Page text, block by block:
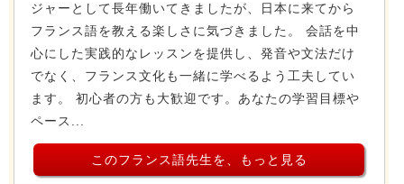
ジャーとして長年働いてきましたが、日本に来てから
フランス語を教える楽しさに気づきました。 会話を中
心にした実践的なレッスンを提供し、発音や文法だけ
でなく、フランス文化も一緒に学べるよう工夫してい
ます。 初心者の方も大歓迎です。あなたの学習目標や
ペース...
このフランス語先生を、もっと見る